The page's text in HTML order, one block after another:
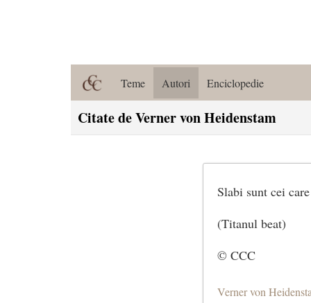
Teme Autori Enciclopedie
Citate de Verner von Heidenstam
Slabi sunt cei
(Titanul beat)
© CCC
Verner von